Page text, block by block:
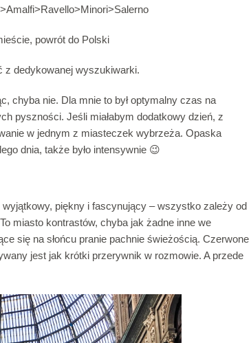
powrót do Polski
z dedykowanej wyszukiwarki.
chyba nie. Dla mnie to był optymalny czas na
pyszności. Jeśli miałabym dodatkowy dzień, z
w jednym z miasteczek wybrzeża. Opaska
dnia, także było intensywnie 😉
piękny i fascynujący – wszystko zależy od
miasto kontrastów, chyba jak żadne inne we
się na słońcu pranie pachnie świeżością. Czerwone
jest jak krótki przerywnik w rozmowie. A przede